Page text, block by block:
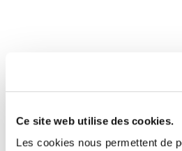
Ce site web utilise des cookies.
Les cookies nous permettent de